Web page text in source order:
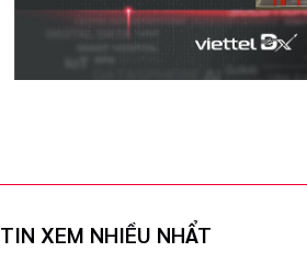
TIN XEM NHIỀU NHẨT